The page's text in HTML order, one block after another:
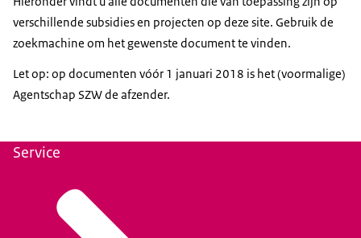
verschillende subsidies en projecten op deze site. Gebruik de
zoekmachine om het gewenste document te vinden.
Let op: op documenten vóór 1 januari 2018 is het (voormalige)
Agentschap SZW de afzender.
Service